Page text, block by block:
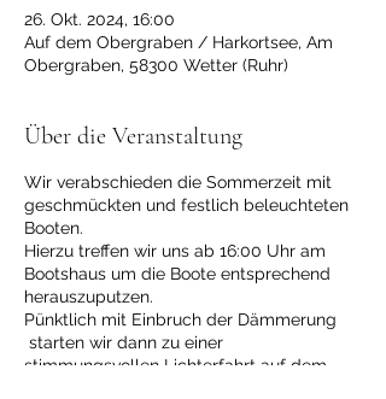
26. Okt. 2024, 16:00
Auf dem Obergraben / Harkortsee, Am
Obergraben, 58300 Wetter (Ruhr)
Über die Veranstaltung
Wir verabschieden die Sommerzeit mit
geschmückten und festlich beleuchteten
Booten.
Hierzu treffen wir uns ab 16:00 Uhr am
Bootshaus um die Boote entsprechend
herauszuputzen.
Pünktlich mit Einbruch der Dämmerung
starten wir dann zu einer
stimmungsvollen Lichterfahrt auf dem